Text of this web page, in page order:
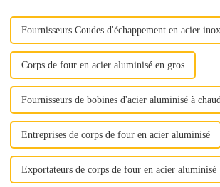
qualité »
Fournisseurs Coudes d'échappement en acier
Corps de four en acier aluminisé en gros
Fournisseurs de bobines d'acier aluminisé à
Entreprises de corps de four en acier aluminisé
Exportateurs de corps de four en acier aluminisé